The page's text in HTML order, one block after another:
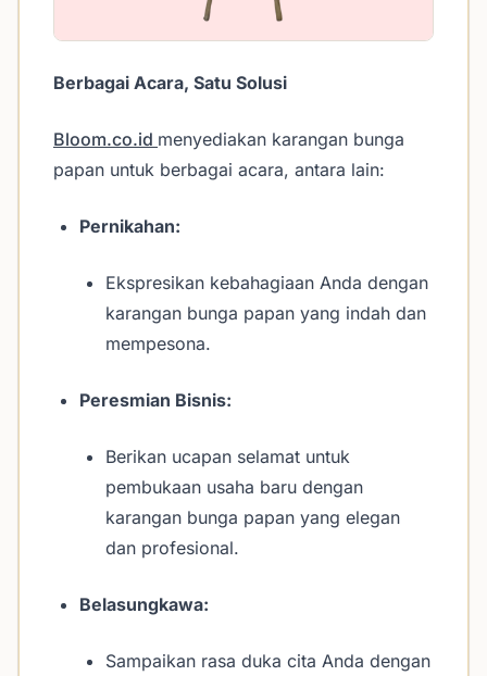
Berbagai Acara, Satu Solusi
Bloom.co.id menyediakan karangan bunga
papan untuk berbagai acara, antara lain:
Pernikahan:
Ekspresikan kebahagiaan Anda dengan
karangan bunga papan yang indah dan
mempesona.
Peresmian Bisnis:
Berikan ucapan selamat untuk
pembukaan usaha baru dengan
karangan bunga papan yang elegan
dan profesional.
Belasungkawa:
Sampaikan rasa duka cita Anda dengan